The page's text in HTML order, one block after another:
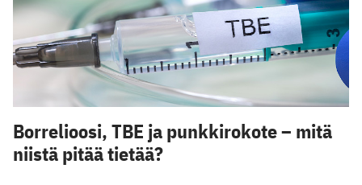
Borrelioosi, TBE ja punkkirokote – mitä
niistä pitää tietää?